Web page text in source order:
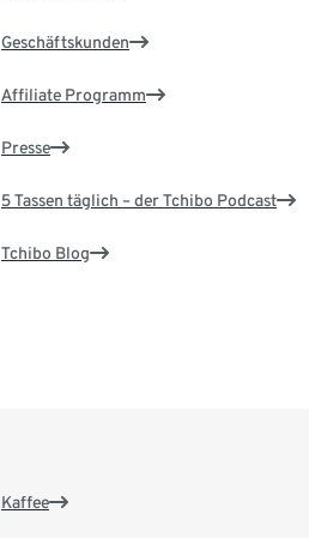
Geschäftskunden
Affiliate Programm
Presse
5 Tassen täglich – der Tchibo Podcast
Tchibo Blog
Kaffee